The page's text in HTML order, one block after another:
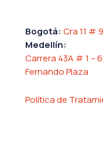
Bogotá: Cra 11 #
Medellín:
Carrera 43A # 1 –
Fernando Plaza
Política de